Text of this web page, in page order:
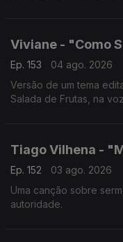
Viviane - "Como
Ep. 153
04 ago. 2026
Versão de um tema
Salada de Frutas, na
Tiago Vilhena -
Ep. 152
03 ago. 2026
Uma canção sobre
autoridade.